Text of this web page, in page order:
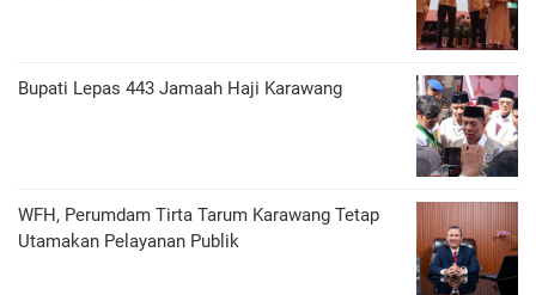
Bupati Lepas 443 Jamaah Haji Karawang
WFH, Perumdam Tirta Tarum Karawang Tetap
Utamakan Pelayanan Publik